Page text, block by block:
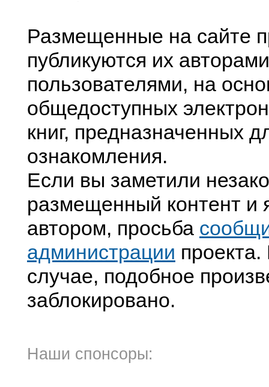
Размещенные на сайте
публикуются их
пользователями, на
общедоступных
книг, предназначенных
ознакомления.
Если вы заметили
размещенный контент и
автором, просьба
администрации
случае, подобное
заблокировано.
Наши спонсоры: